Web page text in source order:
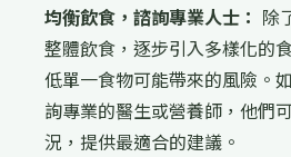
均衡飲食，諮詢專業人士： 除
整體飲食，逐步引入多樣化的
低單一食物可能帶來的風險。
詢專業的醫生或營養師，他們
況，提供最適合的建議。